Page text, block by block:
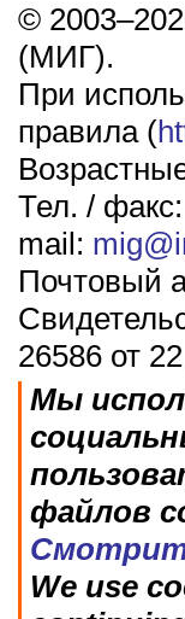
©
(МИГ).
При
правила (
Тел. /
mail:
Почтовый
26586 от
Мы
файлов
We use